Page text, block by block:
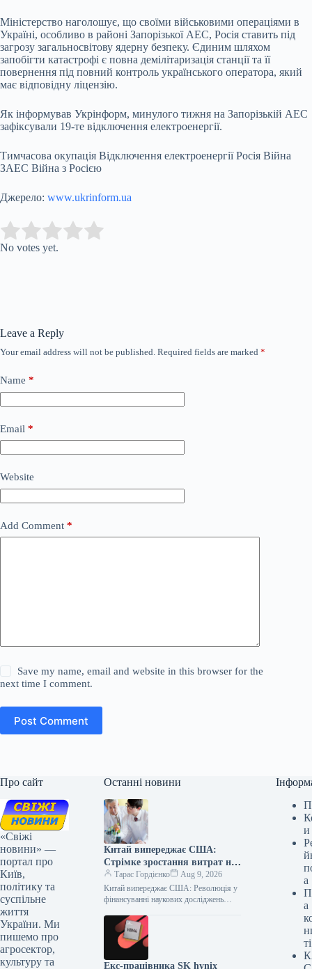
Міністерство наголошує, що своїми військовими операціями в
Україні, особливо в районі Запорізької АЕС, Росія ставить під
загрозу загальносвітову ядерну безпеку. Єдиним шляхом
запобігти катастрофі є повна демілітаризація станції та її
повернення під повний контроль українського оператора, який
має відповідну ліцензію.
Як інформував Укрінформ, минулого тижня на Запорізькій АЕС
зафіксували 19-те відключення електроенергії.
Тимчасова окупація Відключення електроенергії Росія Війна
ЗАЕС Війна з Росією
Джерело: www.ukrinform.ua
Rate this item:
No votes yet.
Leave a Reply
Your email address will not be published. Required fields are marked *
Name *
Email *
Website
Add Comment *
Save my name, email and website in this browser for the
next time I comment.
Post Comment
Про сайт
«Свіжі
новини» —
портал про
Київ,
політику та
суспільне
життя
України. Ми
пишемо про
агросектор,
культуру та
Останні новини
Китай випереджає США:
Стрімке зростання витрат на
наукові дослідження
Тарас Гордієнко
Aug 9, 2026
Китай випереджає США: Революція у
фінансуванні наукових досліджень
вимагає значних інвестицій, і в
глобальній гонці за лідерство…
Екс-працівника SK hynix
и
а
а
ті